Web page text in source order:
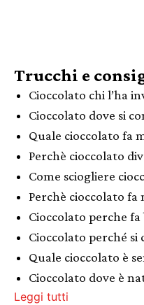
Trucchi e
Cioccolato chi l’ha
Cioccolato dove si
Quale cioccolato fa
Perchè cioccolato
Come sciogliere
Perchè cioccolato fa
Cioccolato perche fa
Cioccolato perché si
Quale cioccolato è
Cioccolato dove è
Leggi tutti